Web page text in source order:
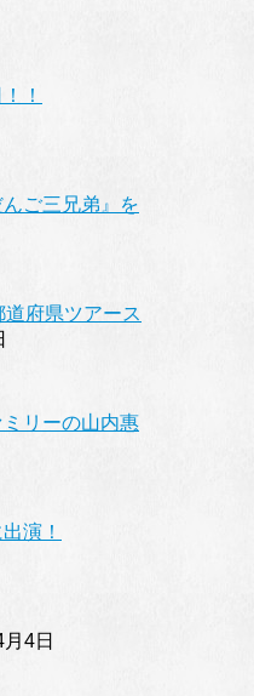
！
ご三兄弟』を
府県ツアース
リーの山内惠
演！
4日